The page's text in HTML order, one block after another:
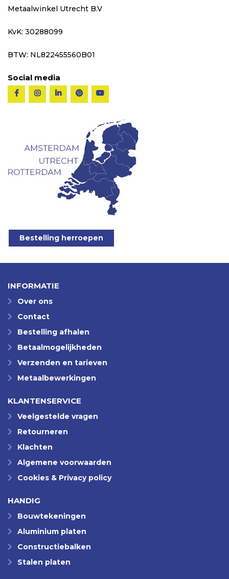
Metaalwinkel Utrecht B.V
KvK: 30288099
BTW: NL822455560B01
Social media
Bestelling herroepen
INFORMATIE
Over ons
Contact
Bestelling afhalen
Betaalmogelijkheden
Verzenden en tarieven
Metaalbewerkingen
KLANTENSERVICE
Veelgestelde vragen
Retourneren
Klachten
Algemene voorwaarden
Cookies & Privacy policy
HANDIG
Bouwtekeningen
Aluminium platen
Constructiebalken
Stalen platen